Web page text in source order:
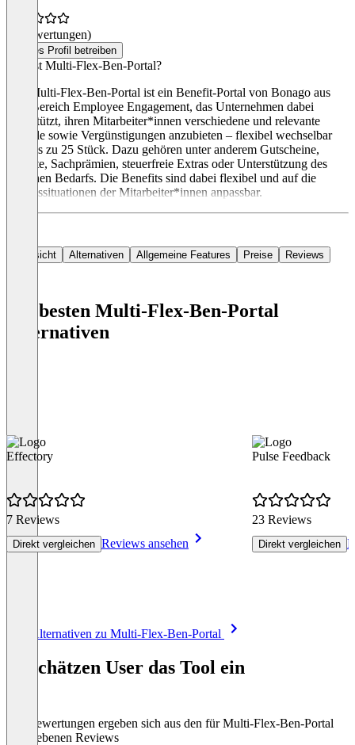
(0 Bewertungen)
Dieses Profil betreiben
Was ist Multi-Flex-Ben-Portal?
Das Multi-Flex-Ben-Portal ist ein Benefit-Portal von Bonago aus
dem Bereich Employee Engagement, das Unternehmen dabei
unterstützt, ihren Mitarbeiter*innen verschiedene und relevante
Vorteile sowie Vergünstigungen anzubieten – flexibel wechselbar
und bis zu 25 Stück. Dazu gehören unter anderem Gutscheine,
Rabatte, Sachprämien, steuerfreie Extras oder Unterstützung des
täglichen Bedarfs. Die Benefits sind dabei flexibel und auf die
Lebenssituationen der Mitarbeiter*innen anpassbar.
Übersicht Alternativen Allgemeine Features Preise Reviews
Die besten Multi-Flex-Ben-Portal
Alternativen
Effectory
7 Reviews
Direkt vergleichen Reviews ansehen
Pulse Feedback
23 Reviews
Direkt vergleichen
Alle Alternativen zu Multi-Flex-Ben-Portal
So schätzen User das Tool ein
Die Bewertungen ergeben sich aus den für Multi-Flex-Ben-Portal
abgegebenen Reviews